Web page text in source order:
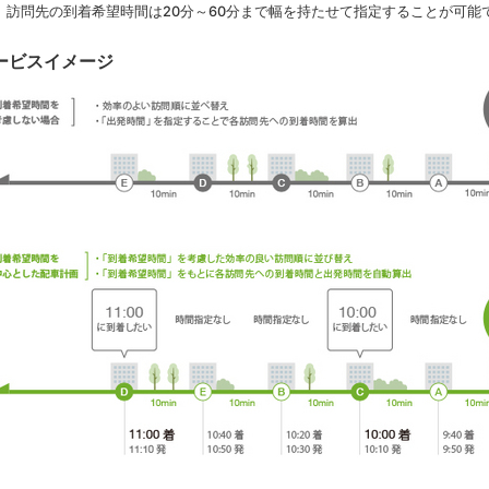
問先の到着希望時間は20分～60分まで幅を持たせて指定することが可能
ビスイメージ